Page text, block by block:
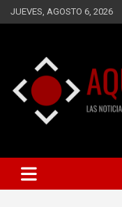
Saltar
al
JUEVES, AGOSTO 6, 2026
AQUÍ LOS
INFORMACIÓN GREMIAL